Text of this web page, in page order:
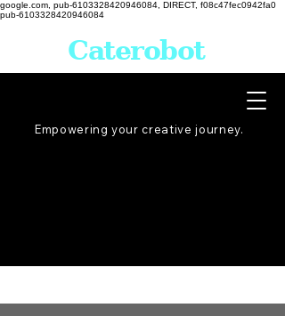
google.com, pub-6103328420946084, DIRECT, f08c47fec0942fa0
pub-6103328420946084
Empowering your creative journey.
Caterobot